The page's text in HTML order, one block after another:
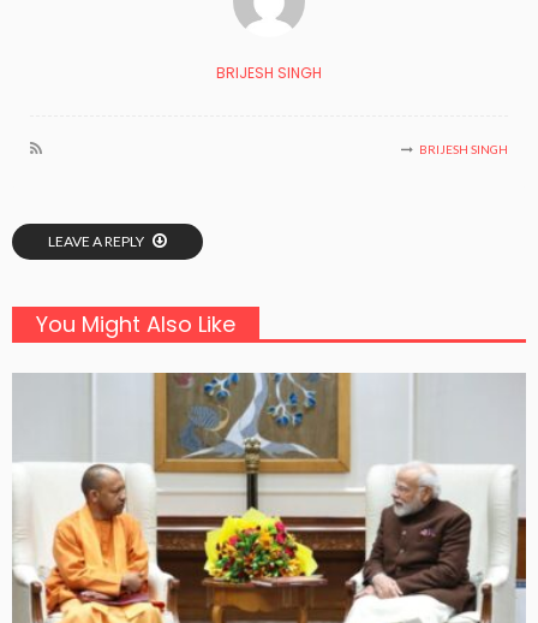
BRIJESH SINGH
BRIJESH SINGH
LEAVE A REPLY
You Might Also Like